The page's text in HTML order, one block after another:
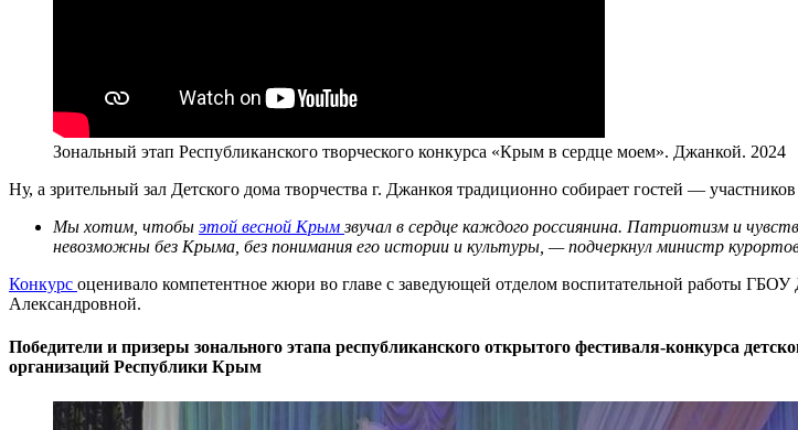
Зональный этап Республиканского творческого конкурса «Крым в сердце моем». Джанкой. 2024
Ну, а зрительный зал Детского дома творчества г. Джанкоя традиционно собирает гостей —
Мы хотим, чтобы этой весной Крымзвучал в сердце каждого россиянина. Патриотизм и
невозможны без Крыма, без понимания его истории и культуры, — подчеркнул министр
Конкурс оценивало компетентное жюри во главе с заведующей отделом воспитательной работы
Александровной.
Победители и призеры зонального этапа республиканского открытого фестиваля-конкурса
организаций Республики Крым